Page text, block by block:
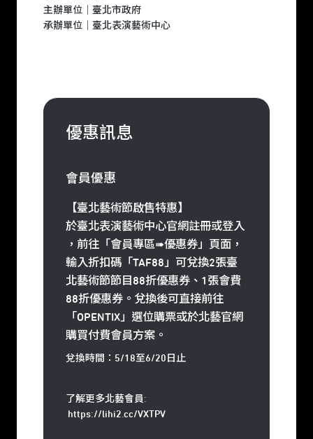
主辦單位｜臺北市政府
承辦單位｜臺北表演藝術中心
優惠訊息
會員優惠
【臺北藝術節啟售特惠】
於臺北表演藝術中心官網註冊或登入
，前往「會員專區➠優惠券」頁面，
輸入折扣碼「TAF88」可兌換2張臺
北藝術節節目88折優惠券、1張會費
88折優惠券。兌換後可直接前往
「OPENTIX」選位購票或於北藝官網
購買付費會員方案。
兌換時間：5/18至6/20日止
了解更多北藝會員:
https://lihi2.cc/VXTPV